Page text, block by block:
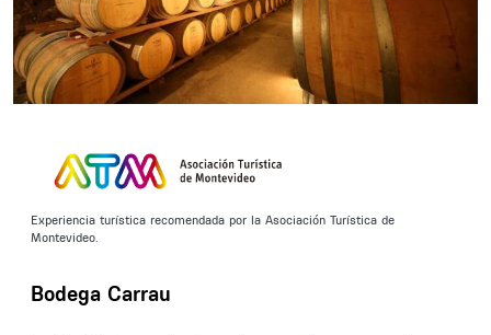
Experiencia turística recomendada por la Asociación Turística de
Montevideo.
Bodega Carrau